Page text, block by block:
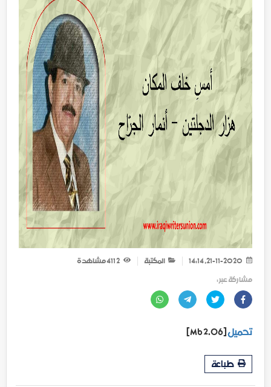
المكتبة 2 411
مشاهدة
مشاركة عبر :
تحميل[2.06 Mb]
طباعة